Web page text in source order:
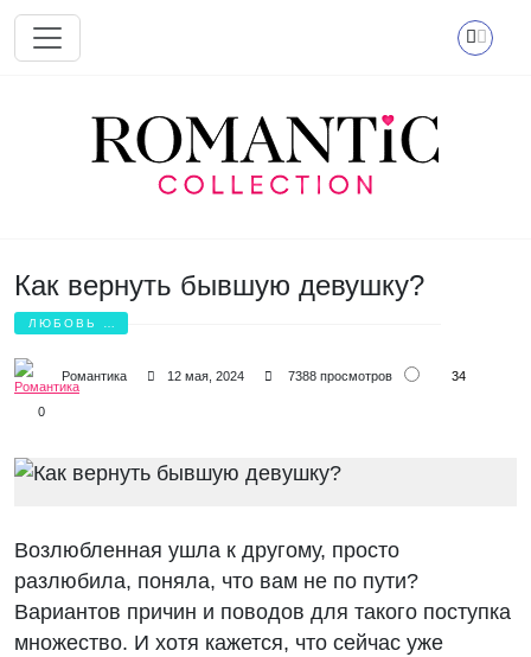
Перейти к основному содержанию
Как вернуть бывшую девушку?
ЛЮБОВЬ И
Романтика 12 мая, 2024 7388 просмотров 34
0
Возлюбленная ушла к другому, просто
разлюбила, поняла, что вам не по пути?
Вариантов причин и поводов для такого поступка
множество. И хотя кажется, что сейчас уже